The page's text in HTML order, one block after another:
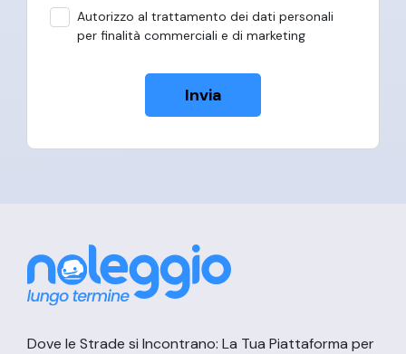
Autorizzo al trattamento dei dati personali
per finalità commerciali e di marketing
Invia
Dove le Strade si Incontrano: La Tua Piattaforma per